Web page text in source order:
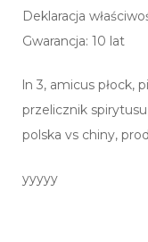
Deklaracja
Gwarancja: 10 lat
ln 3, amicus płock,
przelicznik
polska vs chiny,
yyyyy